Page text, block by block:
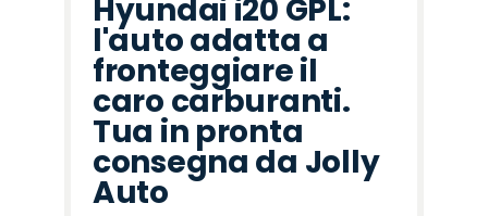
Hyundai i20 GPL:
l'auto adatta a
fronteggiare il
caro carburanti.
Tua in pronta
consegna da Jolly
Auto